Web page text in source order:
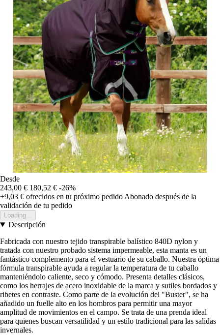
Desde
243,00 € 180,52 € -26%
+9,03 € ofrecidos en tu próximo pedido Abonado después de la
validación de tu pedido
Loading...
Descripción
Fabricada con nuestro tejido transpirable balístico 840D nylon y
tratada con nuestro probado sistema impermeable, esta manta es un
fantástico complemento para el vestuario de su caballo. Nuestra óptima
fórmula transpirable ayuda a regular la temperatura de tu caballo
manteniéndolo caliente, seco y cómodo. Presenta detalles clásicos,
como los herrajes de acero inoxidable de la marca y sutiles bordados y
ribetes en contraste. Como parte de la evolución del "Buster", se ha
añadido un fuelle alto en los hombros para permitir una mayor
amplitud de movimientos en el campo. Se trata de una prenda ideal
para quienes buscan versatilidad y un estilo tradicional para las salidas
invernales.